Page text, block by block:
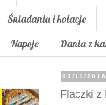
Śniadania i kolacje
Napoje Dania z
03/11/
Flaczki z